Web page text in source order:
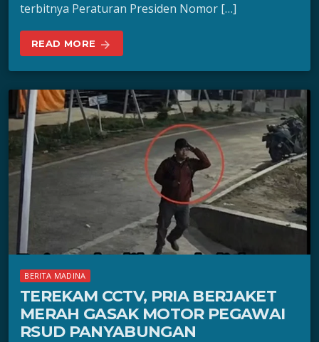
terbitnya Peraturan Presiden Nomor […]
READ MORE arrow_forward
BERITA MADINA
TEREKAM CCTV, PRIA BERJAKET
MERAH GASAK MOTOR PEGAWAI
RSUD PANYABUNGAN